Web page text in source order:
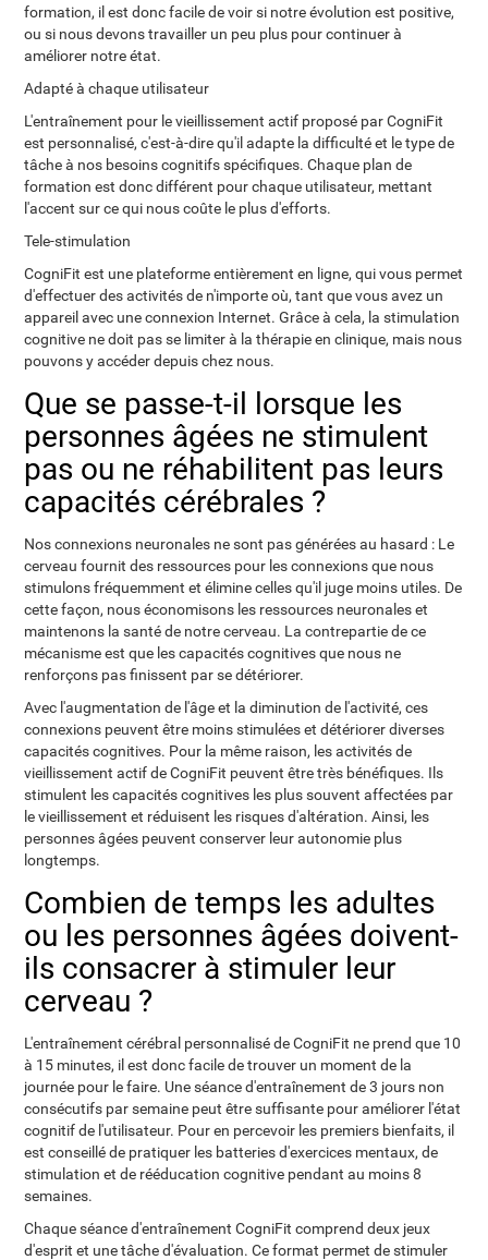
formation, il est donc facile de voir si notre évolution est positive,
ou si nous devons travailler un peu plus pour continuer à
améliorer notre état.
Adapté à chaque utilisateur
L'entraînement pour le vieillissement actif proposé par CogniFit
est personnalisé, c'est-à-dire qu'il adapte la difficulté et le type de
tâche à nos besoins cognitifs spécifiques. Chaque plan de
formation est donc différent pour chaque utilisateur, mettant
l'accent sur ce qui nous coûte le plus d'efforts.
Tele-stimulation
CogniFit est une plateforme entièrement en ligne, qui vous permet
d'effectuer des activités de n'importe où, tant que vous avez un
appareil avec une connexion Internet. Grâce à cela, la stimulation
cognitive ne doit pas se limiter à la thérapie en clinique, mais nous
pouvons y accéder depuis chez nous.
Que se passe-t-il lorsque les
personnes âgées ne stimulent
pas ou ne réhabilitent pas leurs
capacités cérébrales ?
Nos connexions neuronales ne sont pas générées au hasard : Le
cerveau fournit des ressources pour les connexions que nous
stimulons fréquemment et élimine celles qu'il juge moins utiles. De
cette façon, nous économisons les ressources neuronales et
maintenons la santé de notre cerveau. La contrepartie de ce
mécanisme est que les capacités cognitives que nous ne
renforçons pas finissent par se détériorer.
Avec l'augmentation de l'âge et la diminution de l'activité, ces
connexions peuvent être moins stimulées et détériorer diverses
capacités cognitives. Pour la même raison, les activités de
vieillissement actif de CogniFit peuvent être très bénéfiques. Ils
stimulent les capacités cognitives les plus souvent affectées par
le vieillissement et réduisent les risques d'altération. Ainsi, les
personnes âgées peuvent conserver leur autonomie plus
longtemps.
Combien de temps les adultes
ou les personnes âgées doivent-
ils consacrer à stimuler leur
cerveau ?
L'entraînement cérébral personnalisé de CogniFit ne prend que 10
à 15 minutes, il est donc facile de trouver un moment de la
journée pour le faire. Une séance d'entraînement de 3 jours non
consécutifs par semaine peut être suffisante pour améliorer l'état
cognitif de l'utilisateur. Pour en percevoir les premiers bienfaits, il
est conseillé de pratiquer les batteries d'exercices mentaux, de
stimulation et de rééducation cognitive pendant au moins 8
semaines.
Chaque séance d'entraînement CogniFit comprend deux jeux
d'esprit et une tâche d'évaluation. Ce format permet de stimuler